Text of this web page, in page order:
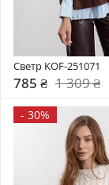
Светр KOF-251071
785 ₴ 1 309 ₴
- 30%